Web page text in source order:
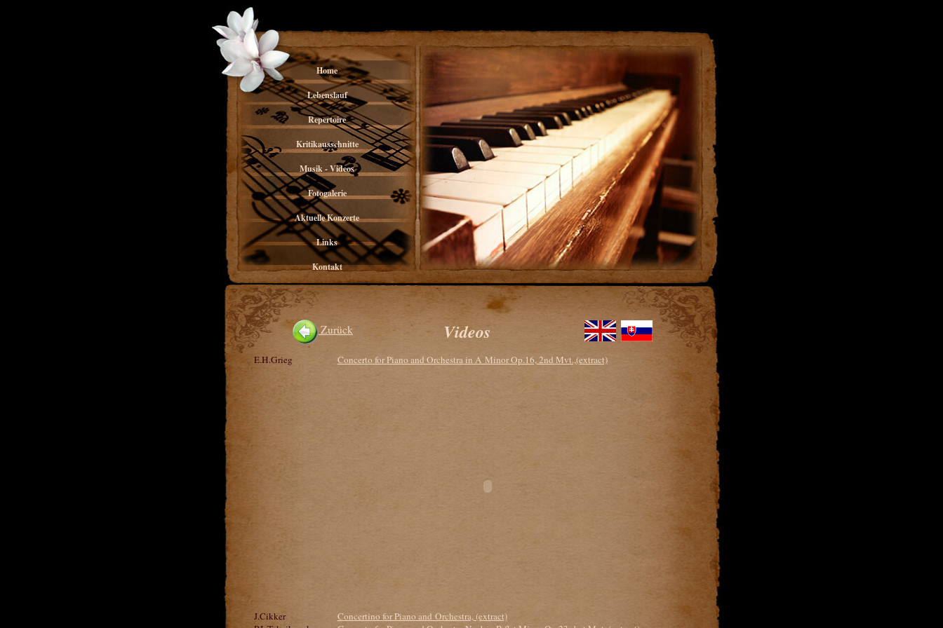
Home
Lebenslauf
Repertoire
Kritikausschnitte
Musik - Videos
Fotogalerie
Aktuelle Konzerte
Links
Kontakt
Zurück Videos
E.H.Grieg Concerto for Piano and Orchestra in A Minor Op.16, 2nd Mvt.,(extract)
J.Cikker
Concertino for Piano and Orchestra, (extract)